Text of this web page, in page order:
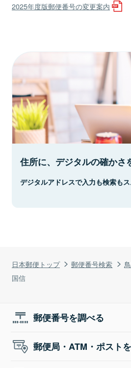
日本郵便トップ 郵便番号検索
国信
2025年度版郵便番号の変更案内
住所に、デジタルの確かさ
デジタルアドレスで入力も検索もス
郵便番号を調べる
郵便局・ATM・ポスト